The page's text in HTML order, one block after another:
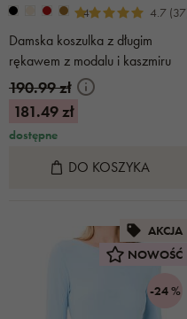
+4 4.7
Damska koszulka z długim
rękawem z modalu i kaszmiru
beżowa
190.99 zł
181.49 zł
dostępne
DO KOSZYKA
AKCJA
NOWOŚĆ
-24 %